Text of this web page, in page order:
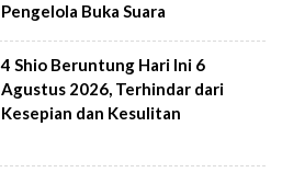
Pengelola Buka Suara
4 Shio Beruntung Hari Ini 6
Agustus 2026, Terhindar dari
Kesepian dan Kesulitan